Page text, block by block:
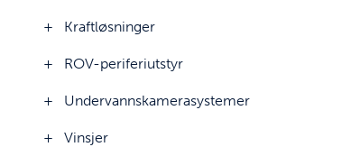
Kraftløsninger
ROV-periferiutstyr
Undervannskamerasystemer
Vinsjer